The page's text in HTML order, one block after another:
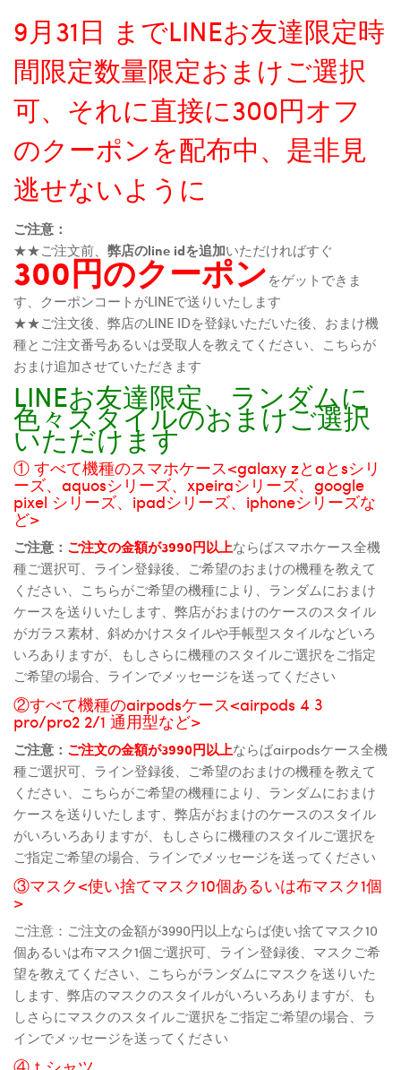
9月31日 までLINEお友達限定時
間限定数量限定おまけご選択
可、それに直接に300円オフ
のクーポンを配布中、是非見
逃せないように
ご注意：
★★ご注文前、 弊店のline idを追加いただければすぐ
300円のクーポンをゲットできま
す、クーポンコートがLINEで送りいたします
★★ご注文後、弊店のLINE IDを登録いただいた後、おまけ機
種とご注文番号あるいは受取人を教えてください、こちらが
おまけ追加させていただきます
LINEお友達限定、ランダムに
色々スタイルのおまけご選択
いただけます
① すべて機種のスマホケース<galaxy zとaとsシリ
ーズ、aquosシリーズ、xpeiraシリーズ、google
pixel シリーズ、ipadシリーズ、iphoneシリーズな
ど>
ご注意： ご注文の金額が3990円以上ならばスマホケース全機
種ご選択可、ライン登録後、ご希望のおまけの機種を教えて
ください、こちらがご希望の機種により、ランダムにおまけ
ケースを送りいたします、弊店がおまけのケースのスタイル
がガラス素材、斜めかけスタイルや手帳型スタイルなどいろ
いろありますが、もしさらに機種のスタイルご選択をご指定
ご希望の場合、ラインでメッセージを送ってください
②すべて機種のairpodsケース<airpods 4 3
pro/pro2 2/1 通用型など>
ご注意： ご注文の金額が3990円以上ならばairpodsケース全機
種ご選択可、ライン登録後、ご希望のおまけの機種を教えて
ください、こちらがご希望の機種により、ランダムにおまけ
ケースを送りいたします、弊店がおまけのケースのスタイル
がいろいろありますが、もしさらに機種のスタイルご選択を
ご指定ご希望の場合、ラインでメッセージを送ってください
③マスク<使い捨てマスク10個あるいは布マスク1個
>
ご注意：ご注文の金額が3990円以上ならば使い捨てマスク10
個あるいは布マスク1個ご選択可、ライン登録後、マスクご希
望を教えてください、こちらがランダムにマスクを送りいた
します、弊店のマスクのスタイルがいろいろありますが、も
しさらにマスクのスタイルご選択をご指定ご希望の場合、ラ
インでメッセージを送ってください